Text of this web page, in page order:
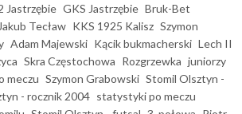
Jastrzębie GKS Jastrzębie Bruk-Bet
Jakub Tecław KKS 1925 Kalisz Szymon
Adam Majewski Kącik bukmacherski Lech II
Skra Częstochowa Rozgrzewka juniorzy
meczu Szymon Grabowski Stomil Olsztyn -
- rocznik 2004 statystyki po meczu